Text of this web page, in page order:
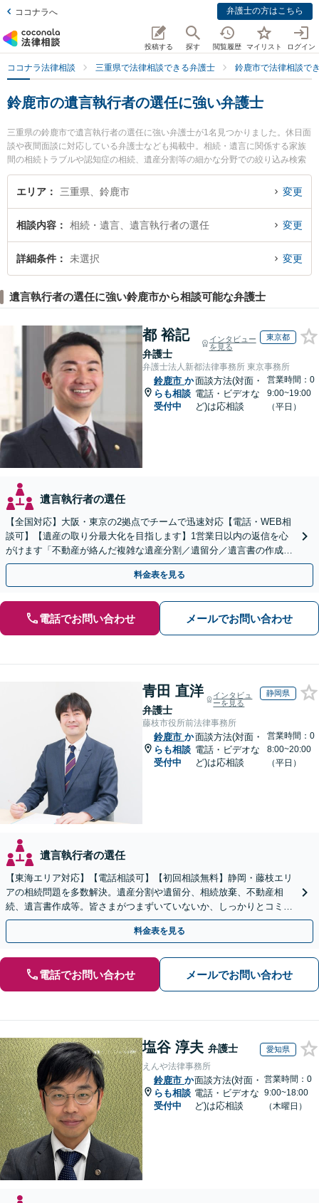
ココナラへ 弁護士の方はこちら
投稿する 探す 閲覧履歴 マイリスト ログイン
ココナラ法律相談 三重県で法律相談できる弁護士 鈴鹿市で法律相談で
鈴鹿市の遺言執行者の選任に強い弁護士
三重県の鈴鹿市で遺言執行者の選任に強い弁護士が1名見つかりました。休日面
談や夜間面談に対応している弁護士なども掲載中。相続・遺言に関係する家族
間の相続トラブルや認知症の相続、遺産分割等の細かな分野での絞り込み検索
もでき便利です。特に川戸綜合法律事務所の川戸 雄介弁護士のプロフィール情
報や弁護士費用、強みなどが注目されています。『鈴鹿市で土日や夜間に発生
無料で遺言執行者の選任を法律相談できる鈴鹿市内の弁護士に相談予約した
い』などでお困りの相談者さんにおすすめです。
エリア 三重県、鈴鹿市 変更
相談内容 相続・遺言、遺言執行者の選任 変更
詳細条件 未選択 変更
遺言執行者の選任に強い鈴鹿市から相談可能な弁護士
都 裕記
弁護士
インタビュー
を見る
東京都
弁護士法人新都法律事務所 東京事務所
鈴鹿市 か
らも相談
受付中
面談方法(対面・
電話・ビデオな
ど)は応相談
営業時間：0
9:00~19:00
（平日）
遺言執行者の選任
【全国対応】大阪・東京の2拠点でチームで迅速対応【電話・WEB相
談可】【遺産の取り分最大化を目指します】1営業日以内の返信を心
がけます「不動産が絡んだ複雑な遺産分割／遺留分／遺言書の作成・
執行／事業承継など、お任せください」【休日相談あり】
料金表を見る
電話でお問い合わせ メールでお問い合わせ
青田 直洋
弁護士
インタビュ
ーを見る
静岡県
藤枝市役所前法律事務所
鈴鹿市 か
らも相談
受付中
面談方法(対面・
電話・ビデオな
ど)は応相談
営業時間：0
8:00~20:00
（平日）
遺言執行者の選任
【東海エリア対応】【電話相談可】【初回相談無料】静岡・藤枝エリ
アの相続問題を多数解決。遺産分割や遺留分、相続放棄、不動産相
続、遺言書作成等。皆さまがつまずいていないか、しっかりとコミュ
ニケーションを取りながらお話を進めます【休日夜間相談可】
料金表を見る
電話でお問い合わせ メールでお問い合わせ
塩谷 淳夫 弁護士 愛知県
えんや法律事務所
鈴鹿市 か
らも相談
受付中
面談方法(対面・
電話・ビデオな
ど)は応相談
営業時間：0
9:00~18:00
（木曜日）